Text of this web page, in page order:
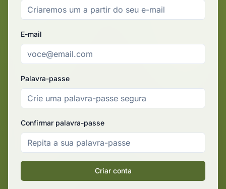
E-mail
Palavra-passe
Confirmar palavra-passe
Criar conta